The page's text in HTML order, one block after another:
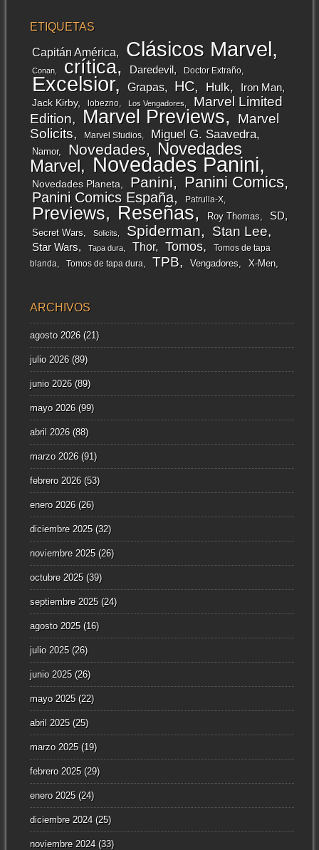
ETIQUETAS
Capitán América Clásicos Marvel
Conan crítica Daredevil Doctor Extraño
Excelsior Grapas HC Hulk Iron Man
Jack Kirby lobezno Los Vengadores
Marvel Limited
Edition
Marvel Previews
Marvel
Solicits
Marvel Studios Miguel G. Saavedra
Namor Novedades
Novedades
Marvel
Novedades Panini
Novedades Planeta Panini Panini Comics
Panini Comics España Patrulla-X
Previews Reseñas Roy Thomas SD
Secret Wars Solicits Spiderman Stan Lee
Star Wars Tapa dura Thor Tomos
Tomos de tapa
blanda
Tomos de tapa dura TPB Vengadores X-Men
ARCHIVOS
agosto 2026(21)
julio 2026(89)
junio 2026(89)
mayo 2026(99)
abril 2026(88)
marzo 2026(91)
febrero 2026(53)
enero 2026(26)
diciembre 2025(32)
noviembre 2025(26)
octubre 2025(39)
septiembre 2025(24)
agosto 2025(16)
julio 2025(26)
junio 2025(26)
mayo 2025(22)
abril 2025(25)
marzo 2025(19)
febrero 2025(29)
enero 2025(24)
diciembre 2024(25)
noviembre 2024(33)